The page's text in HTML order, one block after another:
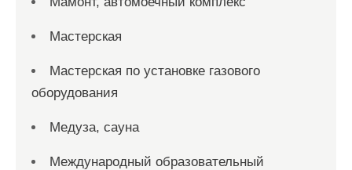
Мастерская
Мастерская по установке газового
оборудования
Медуза, сауна
Международный образовательный